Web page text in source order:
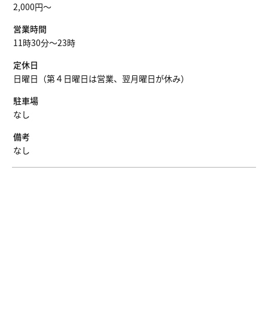
2,000円〜
営業時間
11時30分～23時
定休日
日曜日（第４日曜日は営業、翌月曜日が休み）
駐車場
なし
備考
なし